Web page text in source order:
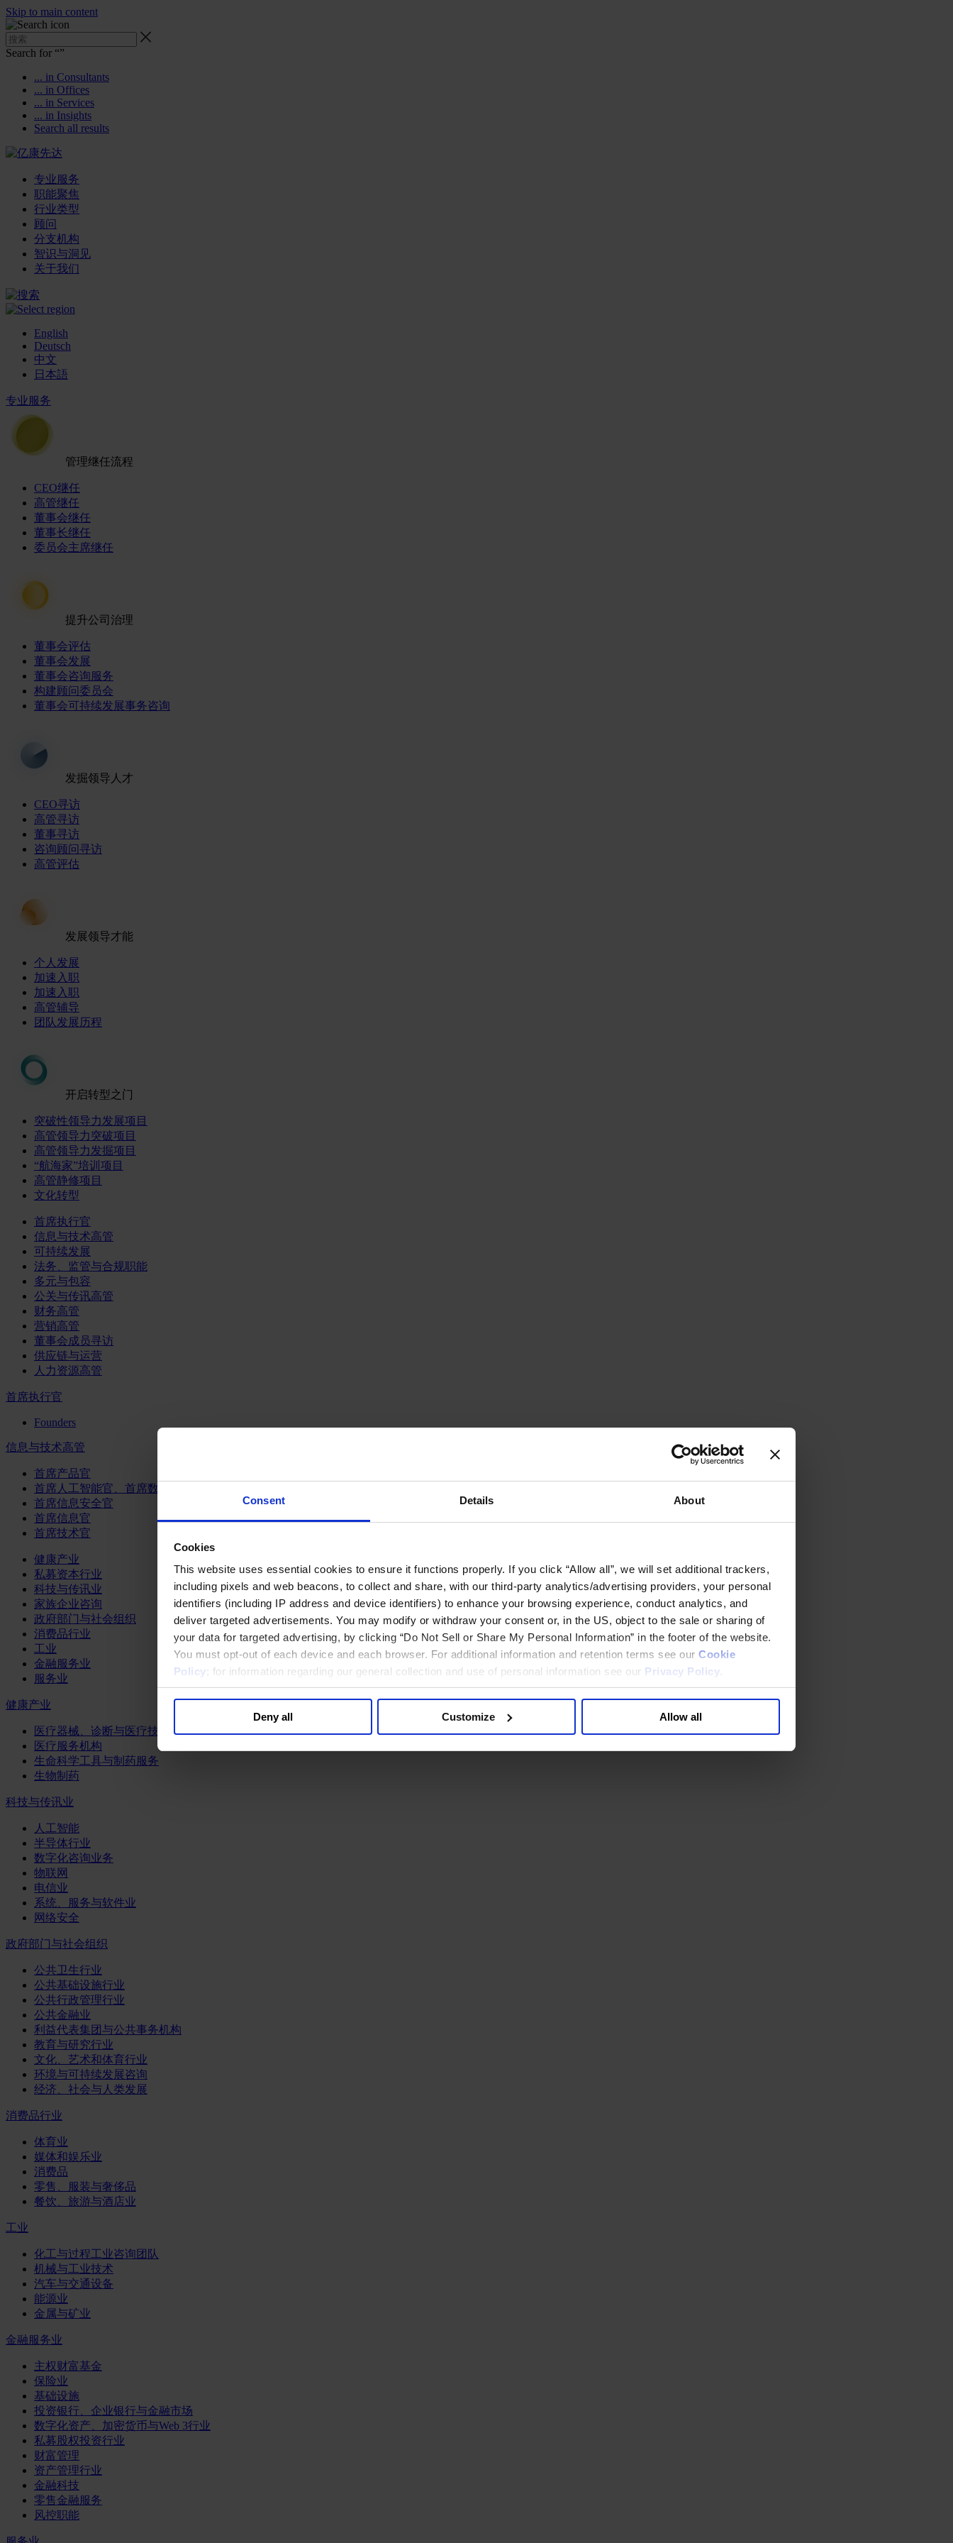
Consent Details About
Cookies
This website uses essential cookies to ensure it functions properly. If you click “Allow all”, we will set additional trackers,
including pixels and web beacons, to collect and share, with our third-party analytics/advertising providers, your personal
identifiers (including IP address and device identifiers) to enhance your browsing experience, conduct analytics, and
deliver targeted advertisements. You may modify or withdraw your consent or, in the US, object to the sale or sharing of
your data for targeted advertising, by clicking “Do Not Sell or Share My Personal Information” in the footer of the website.
You must opt-out of each device and each browser. For additional information and retention terms see our Cookie
Policy; for information regarding our general collection and use of personal information see our Privacy Policy
Deny all Customize Allow all
Skip to main content
Search for “”
... in Consultants
... in Offices
... in Services
... in Insights
Search all results
专业服务
职能聚焦
行业类型
顾问
分支机构
智识与洞见
关于我们
English
Deutsch
中文
日本語
专业服务
管理继任流程
CEO继任
高管继任
董事会继任
董事长继任
委员会主席继任
提升公司治理
董事会评估
董事会发展
董事会咨询服务
构建顾问委员会
董事会可持续发展事务咨询
发掘领导人才
CEO寻访
高管寻访
董事寻访
咨询顾问寻访
高管评估
发展领导才能
个人发展
加速入职
加速入职
高管辅导
团队发展历程
开启转型之门
突破性领导力发展项目
高管领导力突破项目
高管领导力发掘项目
“航海家”培训项目
高管静修项目
文化转型
首席执行官
信息与技术高管
可持续发展
法务、监管与合规职能
多元与包容
公关与传讯高管
财务高管
营销高管
董事会成员寻访
供应链与运营
人力资源高管
首席执行官
Founders
信息与技术高管
首席产品官
首席人工智能官、首席数据官和首席数据解析官
首席信息安全官
首席信息官
首席技术官
健康产业
私募资本行业
科技与传讯业
家族企业咨询
政府部门与社会组织
消费品行业
工业
金融服务业
服务业
健康产业
医疗器械、诊断与医疗技术
医疗服务机构
生命科学工具与制药服务
生物制药
科技与传讯业
人工智能
半导体行业
数字化咨询业务
物联网
电信业
系统、服务与软件业
网络安全
政府部门与社会组织
公共卫生行业
公共基础设施行业
公共行政管理行业
公共金融业
利益代表集团与公共事务机构
教育与研究行业
文化、艺术和体育行业
环境与可持续发展咨询
经济、社会与人类发展
消费品行业
体育业
媒体和娱乐业
消费品
零售、服装与奢侈品
餐饮、旅游与酒店业
工业
化工与过程工业咨询团队
机械与工业技术
汽车与交通设备
能源业
金属与矿业
金融服务业
主权财富基金
保险业
基础设施
投资银行、企业银行与金融市场
数字化资产、加密货币与Web 3行业
私募股权投资行业
财富管理
资产管理行业
金融科技
零售金融服务
风控职能